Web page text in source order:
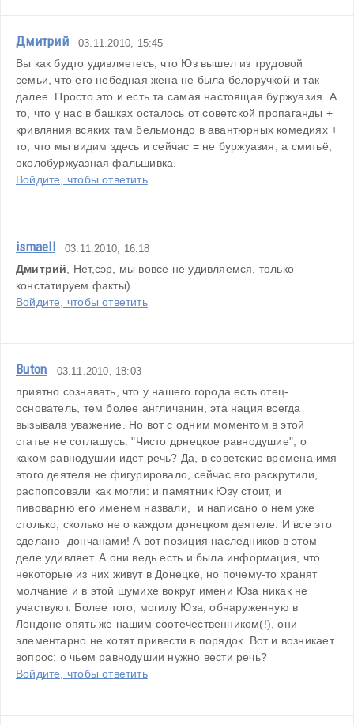
Дмитрий 03.11.2010, 15:45
Вы как будто удивляетесь, что Юз вышел из трудовой
семьи, что его небедная жена не была белоручкой и так
далее. Просто это и есть та самая настоящая буржуазия. А
то, что у нас в башках осталось от советской пропаганды +
кривляния всяких там бельмондо в авантюрных комедиях +
то, что мы видим здесь и сейчас = не буржуазия, а смитьё,
околобуржуазная фальшивка.
Войдите, чтобы ответить
ismaell 03.11.2010, 16:18
Дмитрий, Нет,сэр, мы вовсе не удивляемся, только
констатируем факты)
Войдите, чтобы ответить
Buton 03.11.2010, 18:03
приятно сознавать, что у нашего города есть отец-
основатель, тем более англичанин, эта нация всегда
вызывала уважение. Но вот с одним моментом в этой
статье не соглашусь. "Чисто дрнецкое равнодушие", о
каком равнодушии идет речь? Да, в советские времена имя
этого деятеля не фигурировало, сейчас его раскрутили,
распопсовали как могли: и памятник Юзу стоит, и
пивоварню его именем назвали,  и написано о нем уже
столько, сколько не о каждом донецком деятеле. И все это
сделано  дончанами! А вот позиция наследников в этом
деле удивляет. А они ведь есть и была информация, что
некоторые из них живут в Донецке, но почему-то хранят
молчание и в этой шумихе вокруг имени Юза никак не
участвуют. Более того, могилу Юза, обнаруженную в
Лондоне опять же нашим соотечественником(!), они
элементарно не хотят привести в порядок. Вот и возникает
вопрос: о чьем равнодушии нужно вести речь?
Войдите, чтобы ответить